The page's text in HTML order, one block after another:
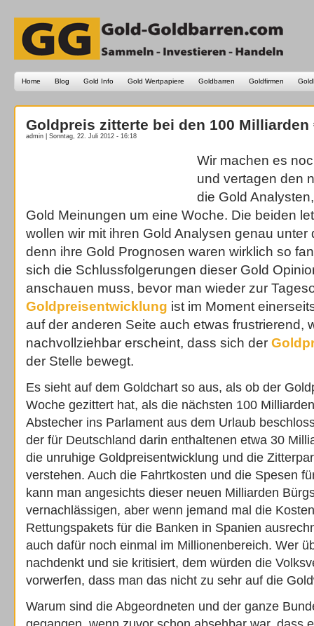
Home Blog Gold Info Gold Wertpapiere Goldbarren Goldfirmen
Goldpreis zitterte bei den 100 Milliarden
admin | Sonntag, 22. Juli 2012 - 16:18
Wir machen es
und vertagen den
die Gold
Gold Meinungen um eine Woche. Die beiden
wollen wir mit ihren Gold Analysen genau unter
denn ihre Gold Prognosen waren wirklich so
sich die Schlussfolgerungen dieser Gold
anschauen muss, bevor man wieder zur
Goldpreisentwicklung ist im Moment
auf der anderen Seite auch etwas frustrierend,
nachvollziehbar erscheint, dass sich der
der Stelle bewegt.
Es sieht auf dem Goldchart so aus, als ob der
Woche gezittert hat, als die nächsten 100
Abstecher ins Parlament aus dem Urlaub
der für Deutschland darin enthaltenen etwa 30
die unruhige Goldpreisentwicklung und die
verstehen. Auch die Fahrtkosten und die Spesen
kann man angesichts dieser neuen Milliarden
vernachlässigen, aber wenn jemand mal die
Rettungspakets für die Banken in Spanien
auch dafür noch einmal im Millionenbereich. Wer
nachdenkt und sie kritisiert, dem würden die
vorwerfen, dass man das nicht zu sehr auf die
Warum sind die Abgeordneten und der ganze